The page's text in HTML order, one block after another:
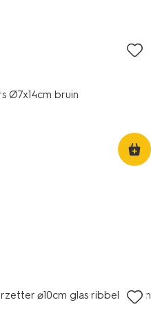
Ø7x14cm bruin
⌀10cm glas ribbel groen